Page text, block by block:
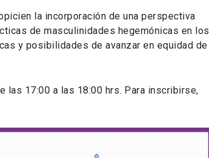
la incorporación de una perspectiva
de masculinidades hegemónicas en los
y posibilidades de avanzar en equidad de
las 17:00 a las 18:00 hrs. Para inscribirse,